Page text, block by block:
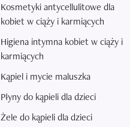
Kosmetyki antycellulitowe dla
kobiet w ciąży i karmiących
Higiena intymna kobiet w ciąży i
karmiących
Kąpiel i mycie maluszka
Płyny do kąpieli dla dzieci
Żele do kąpieli dla dzieci